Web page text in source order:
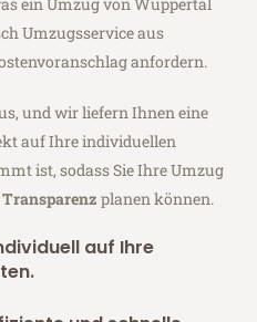
Umzugsservice aus
anfordern.
und wir liefern Ihnen eine
auf Ihre individuellen
ist, sodass Sie Ihre Umzug
planen können.
auf Ihre